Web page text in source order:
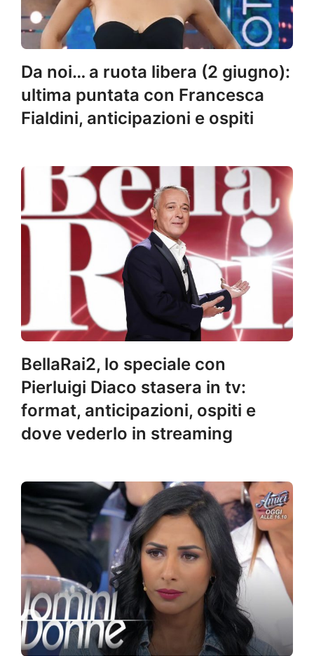
Da noi… a ruota libera (2 giugno):
ultima puntata con Francesca
Fialdini, anticipazioni e ospiti
BellaRai2, lo speciale con
Pierluigi Diaco stasera in tv:
format, anticipazioni, ospiti e
dove vederlo in streaming